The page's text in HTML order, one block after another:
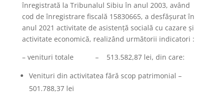
înregistrată la Tribunalul Sibiu în anul 2003, având
cod de înregistrare fiscală 15830665, a desfăşurat în
anul 2021 activitate de asistenţă socială cu cazare şi
activitate economică, realizând următorii indicatori :
– venituri totale – 513.582,87 lei, din care:
Venituri din activitatea fără scop patrimonial –
501.788,37 lei